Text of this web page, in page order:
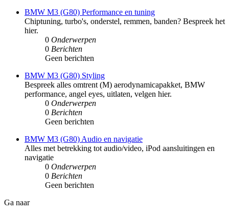
BMW M3 (G80) Performance en tuning
Chiptuning, turbo's, onderstel, remmen, banden? Bespreek het
hier.
0 Onderwerpen
0 Berichten
Geen berichten
BMW M3 (G80) Styling
Bespreek alles omtrent (M) aerodynamicapakket, BMW
performance, angel eyes, uitlaten, velgen hier.
0 Onderwerpen
0 Berichten
Geen berichten
BMW M3 (G80) Audio en navigatie
Alles met betrekking tot audio/video, iPod aansluitingen en
navigatie
0 Onderwerpen
0 Berichten
Geen berichten
Ga naar